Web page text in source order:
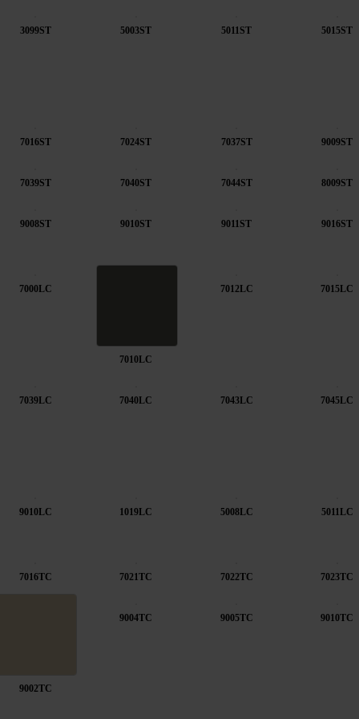
3099ST 5003ST 5011ST 5015ST
7016ST 7024ST 7037ST 9009ST
7039ST 7040ST 7044ST 8009ST
9008ST 9010ST 9011ST 9016ST
7000LC
7010LC
7012LC 7015LC
7039LC 7040LC 7043LC 7045LC
9010LC 1019LC 5008LC 5011LC
7016TC 7021TC 7022TC 7023TC
9002TC
9004TC 9005TC 9010TC